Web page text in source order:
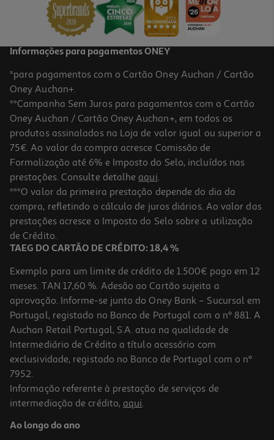
Informações para pagamentos ONEY
*para pagamentos com o Cartão Oney Auchan / Cartão
Oney Auchan+.
**Campanha Sem Juros para pagamentos com o Cartão
Oney Auchan / Cartão Oney Auchan+, em todos os
produtos assinalados na Loja de valor igual ou superior a
75€. Ao valor da compra acresce Comissão de
Formalização até 6% e Imposto do Selo, incluídos nas
prestações. Consulte detalhe aqui.
***O valor da primeira prestação depende do dia da
compra, refletindo o cálculo de juros diários. Ao valor das
prestações acresce o Imposto do Selo sobre a utilização
de Crédito.
TAEG DO CARTÃO DE CRÉDITO: 18,4 %
Exemplo para um limite de crédito de 1.500€ pago em 12
meses. TAN 17,60 %. Adesão ao Cartão sujeita a
aprovação. Informe-se junto do Oney Bank – Sucursal em
Portugal, registado no Banco de Portugal com o nº 881. A
Auchan Retail Portugal, S.A. atua na qualidade de
Intermediário de Crédito a título acessório com
exclusividade, registado no Banco de Portugal com o nº
7952.
Informação referente à prestação de serviços de
intermediação de crédito, aqui.
Ao longo do ano